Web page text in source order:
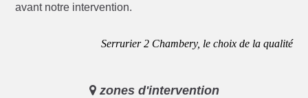
avant notre intervention.
Serrurier 2 Chambery, le choix de la qualité
zones d'intervention